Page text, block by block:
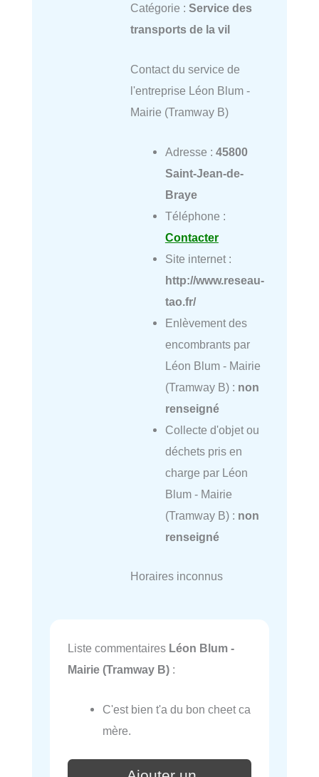
Catégorie : Service des
transports de la vil
Contact du service de
l'entreprise Léon Blum -
Mairie (Tramway B)
Adresse : 45800
Saint-Jean-de-
Braye
Téléphone :
Contacter
Site internet :
http://www.reseau-
tao.fr/
Enlèvement des
encombrants par
Léon Blum - Mairie
(Tramway B) : non
renseigné
Collecte d'objet ou
déchets pris en
charge par Léon
Blum - Mairie
(Tramway B) : non
renseigné
Horaires inconnus
Liste commentaires Léon Blum -
Mairie (Tramway B) :
C'est bien t'a du bon cheet ca
mère.